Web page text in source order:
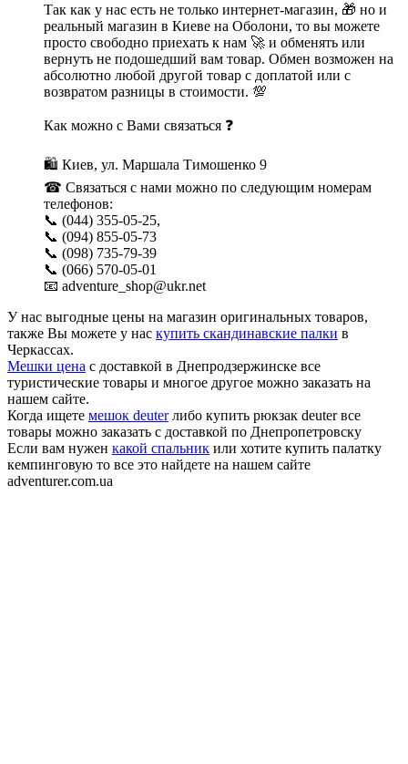
Так как у нас есть не только интернет-магазин, 🎁 но и
реальный магазин в Киеве на Оболони, то вы можете
просто свободно приехать к нам 🚀 и обменять или
вернуть не подошедший вам товар. Обмен возможен на
абсолютно любой другой товар с доплатой или с
возвратом разницы в стоимости. 💯
Как можно с Вами связаться ❓
🛍 Киев, ул. Маршала Тимошенко 9
☎ Связаться с нами можно по следующим номерам
телефонов:
📞 (044) 355-05-25,
📞 (094) 855-05-73
📞 (098) 735-79-39
📞 (066) 570-05-01
📧 adventure_shop@ukr.net
У нас выгодные цены на магазин оригинальных товаров,
также Вы можете у нас купить скандинавские палки в
Черкассах.
Мешки цена с доставкой в Днепродзержинске все
туристические товары и многое другое можно заказать на
нашем сайте.
Когда ищете мешок deuterлибо купить рюкзак deuter все
товары можно заказать с доставкой по Днепропетровску
Если вам нужен какой спальник или хотите купить палатку
кемпинговую то все это найдете на нашем сайте
adventurer.com.ua